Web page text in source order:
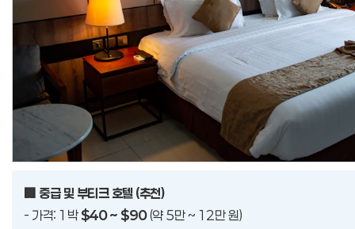
🏢 중급 및 부티크 호텔 (추천)
- 가격: 1박 $40 ~ $90(약 5만 ~ 12만 원)